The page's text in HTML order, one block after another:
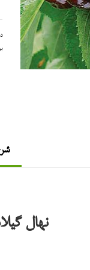
نهال